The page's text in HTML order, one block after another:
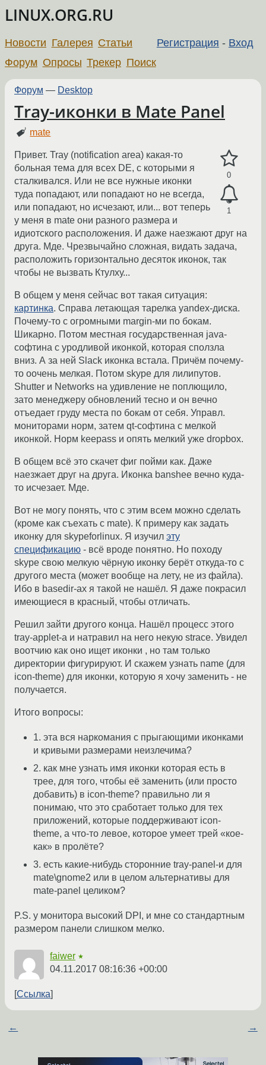
LINUX.ORG.RU
Регистрация - Вход
Новости Галерея Статьи
Форум Опросы Трекер Поиск
Форум — Desktop
Tray-иконки в Mate Panel
mate
0
1
Привет. Tray (notification area) какая-то
больная тема для всех DE, с которыми я
сталкивался. Или не все нужные иконки
туда попадают, или попадают но не всегда,
или попадают, но исчезают, или... вот теперь
у меня в mate они разного размера и
идиотского расположения. И даже наезжают друг на
друга. Мде. Чрезвычайно сложная, видать задача,
расположить горизонтально десяток иконок, так
чтобы не вызвать Ктулху...
В общем у меня сейчас вот такая ситуация:
картинка. Справа летающая тарелка yandex-диска.
Почему-то с огромными margin-ми по бокам.
Шикарно. Потом местная государственная java-
софтина с уродливой иконкой, которая сползла
вниз. А за ней Slack иконка встала. Причём почему-
то оочень мелкая. Потом skype для лилипутов.
Shutter и Networks на удивление не поплющило,
зато менеджеру обновлений тесно и он вечно
отъедает груду места по бокам от себя. Управл.
мониторами норм, затем qt-софтина с мелкой
иконкой. Норм keepass и опять мелкий уже dropbox.
В общем всё это скачет фиг пойми как. Даже
наезжает друг на друга. Иконка banshee вечно куда-
то исчезает. Мде.
Вот не могу понять, что с этим всем можно сделать
(кроме как съехать с mate). К примеру как задать
иконку для skypeforlinux. Я изучил эту
спецификацию - всё вроде понятно. Но походу
skype свою мелкую чёрную иконку берёт откуда-то с
другого места (может вообще на лету, не из файла).
Ибо в basedir-ах я такой не нашёл. Я даже покрасил
имеющиеся в красный, чтобы отличать.
Решил зайти другого конца. Нашёл процесс этого
tray-applet-а и натравил на него некую strace. Увидел
воотчию как оно ищет иконки , но там только
директории фигурируют. И скажем узнать name (для
icon-theme) для иконки, которую я хочу заменить - не
получается.
Итого вопросы:
1. эта вся наркомания с прыгающими иконками
и кривыми размерами неизлечима?
2. как мне узнать имя иконки которая есть в
трее, для того, чтобы её заменить (или просто
добавить) в icon-theme? правильно ли я
понимаю, что это сработает только для тех
приложений, которые поддерживают icon-
theme, а что-то левое, которое умеет трей «кое-
как» в пролёте?
3. есть какие-нибудь сторонние tray-panel-и для
mate\gnome2 или в целом альтернативы для
mate-panel целиком?
P.S. у монитора высокий DPI, и мне со стандартным
размером панели слишком мелко.
faiwer ★
04.11.2017 08:16:36 +00:00
Ссылка
← →